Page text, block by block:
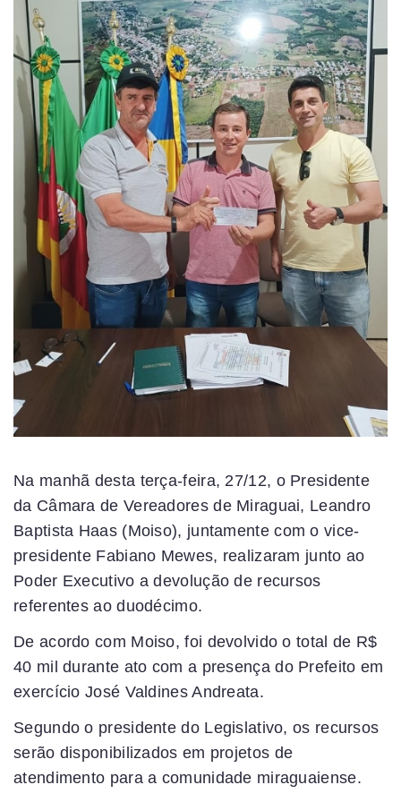
Na manhã desta terça-feira, 27/12, o Presidente
da Câmara de Vereadores de Miraguai, Leandro
Baptista Haas (Moiso), juntamente com o vice-
presidente Fabiano Mewes, realizaram junto ao
Poder Executivo a devolução de recursos
referentes ao duodécimo.
De acordo com Moiso, foi devolvido o total de R$
40 mil durante ato com a presença do Prefeito em
exercício José Valdines Andreata.
Segundo o presidente do Legislativo, os recursos
serão disponibilizados em projetos de
atendimento para a comunidade miraguaiense.